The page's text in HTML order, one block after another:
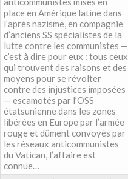
place en Amérique latine dans
l’après nazisme, en compagnie
d’anciens SS spécialistes de la
lutte contre les communistes —
c’est à dire pour eux : tous ceux
qui trouvent des raisons et des
moyens pour se révolter
contre des injustices imposées
— escamotés par l’OSS
étatsunienne dans les zones
libérées en Europe par l’armée
rouge et dûment convoyés par
les réseaux anticommunistes
du Vatican, l’affaire est
connue…